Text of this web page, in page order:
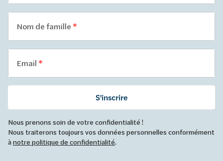
Nom de famille
Email
S'inscrire
Nous prenons soin de votre confidentialité !
Nous traiterons toujours vos données personnelles conformément
ànotre politique de confidentialité.